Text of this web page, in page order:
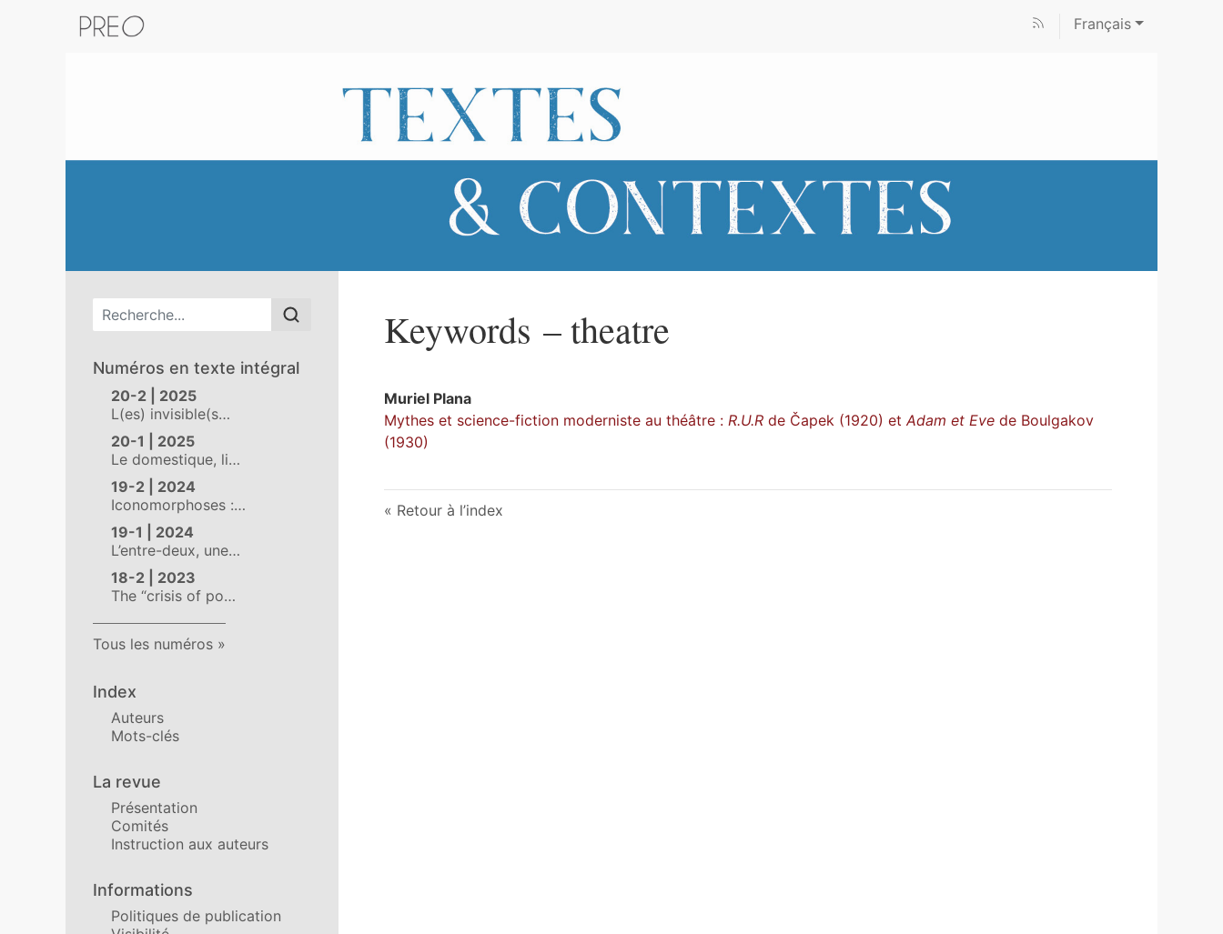
Français
Menu principal
Numéros en texte intégral
20-2 | 2025
L(es) invisible(s…
20-1 | 2025
Le domestique, li…
19-2 | 2024
Iconomorphoses :…
19-1 | 2024
L’entre-deux, une…
18-2 | 2023
The “crisis of po…
Tous les numéros
Index
Auteurs
Mots-clés
La revue
Présentation
Comités
Instruction aux auteurs
Informations
Politiques de publication
Keywords – theatre
Muriel Plana
Mythes et science-fiction moderniste au théâtre : R.U.R de Čapek (1920) et Adam et Eve de Boulgakov
(1930)
Retour à l’index